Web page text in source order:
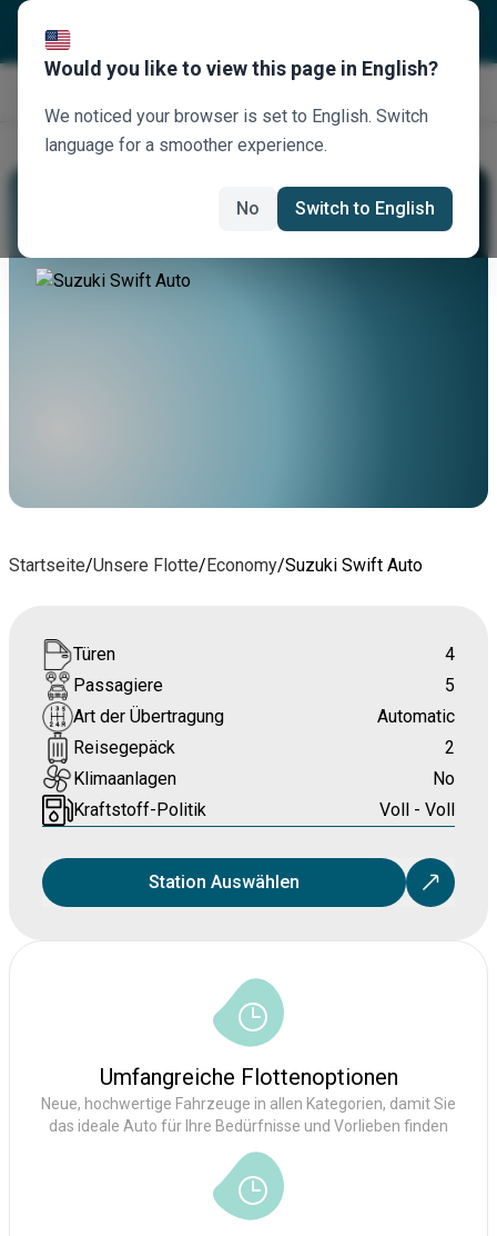
Mieten Sie Einen Suzuki Swift Auto
Startseite/Unsere Flotte/Economy/Suzuki Swift Auto
Umfangreiche Flottenoptionen
Neue, hochwertige Fahrzeuge in allen Kategorien, damit Sie
das ideale Auto für Ihre Bedürfnisse und Vorlieben finden
Türen
4
Passagiere
5
Art der Übertragung
Automatic
Reisegepäck
2
Klimaanlagen
No
Kraftstoff-Politik
Voll - Voll
Station Auswählen
Would you like to view this page in English?
We noticed your browser is set to English. Switch
language for a smoother experience.
No Switch to English